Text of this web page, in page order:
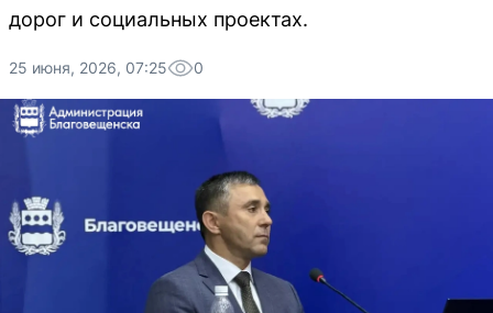
дорог и социальных проектах.
25 июня, 2026, 07:25 0